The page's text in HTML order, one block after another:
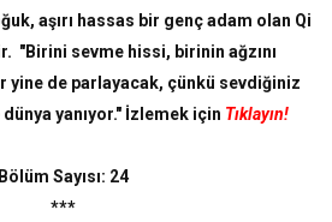
aşırı hassas bir genç adam olan Qi
"Birini sevme hissi, birinin ağzını
yine de parlayacak, çünkü sevdiğiniz
yanıyor." İzlemek için Tıklayın!
Bölüm Sayısı: 24
***